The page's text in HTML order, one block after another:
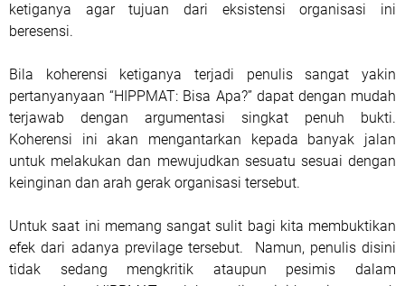
ketiganya agar tujuan dari eksistensi organisasi ini
beresensi.
Bila koherensi ketiganya terjadi penulis sangat yakin
pertanyanyaan “HIPPMAT: Bisa Apa?” dapat dengan mudah
terjawab dengan argumentasi singkat penuh bukti.
Koherensi ini akan mengantarkan kepada banyak jalan
untuk melakukan dan mewujudkan sesuatu sesuai dengan
keinginan dan arah gerak organisasi tersebut.
Untuk saat ini memang sangat sulit bagi kita membuktikan
efek dari adanya previlage tersebut. Namun, penulis disini
tidak sedang mengkritik ataupun pesimis dalam